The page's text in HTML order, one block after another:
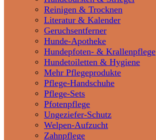
Reinigen & Trocknen
Literatur & Kalender
Geruchsentferner
Hunde-Apotheke
Hundepfoten- & Krallenpflege
Hundetoiletten & Hygiene
Mehr Pflegeprodukte
Pflege-Handschuhe
Pflege-Sets
Pfotenpflege
Ungeziefer-Schutz
Welpen-Aufzucht
Zahnpflege